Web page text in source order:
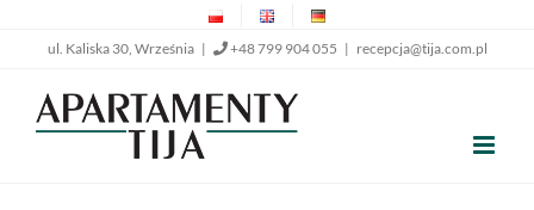
zawartości
ul. Kaliska 30, Września | +48 799 904 055 | recepcja@tija.com.pl